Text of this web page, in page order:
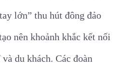
lớn” thu hút đông đảo
nên khoảnh khắc kết nối
du khách. Các đoàn